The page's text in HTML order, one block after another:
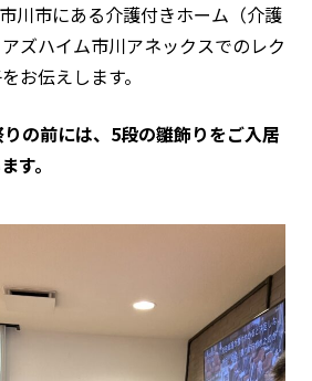
川市にある介護付きホーム（介護
ズハイム市川アネックスでのレク
お伝えします。
の前には、5段の雛飾りをご入居
す。